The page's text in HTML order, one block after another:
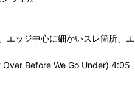
エッジ中心に細かいスレ箇所、
Before We Go Under) 4:05